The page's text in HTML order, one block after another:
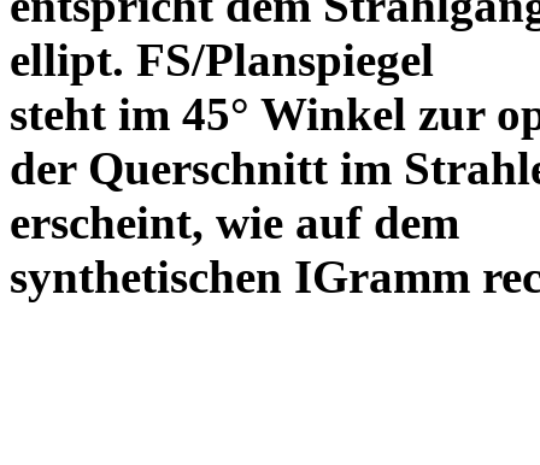
ellipt. FS/Planspiegel
steht im 45° Winkel zur
der Querschnitt im
erscheint, wie auf dem
synthetischen IGramm